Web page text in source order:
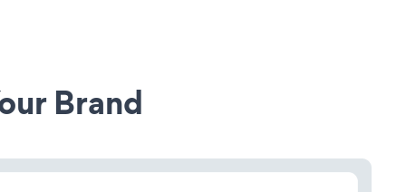
Brand